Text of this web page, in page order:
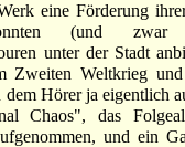
eine Förderung
(und
unter der Stadt
Zweiten Weltkrieg
Hörer ja eigentlich
Chaos", das
und ein